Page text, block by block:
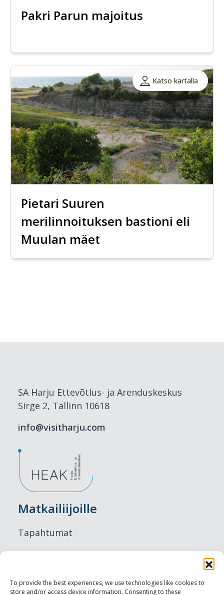
To provide the best experiences, we use technologies like cookies to
store and/or access device information. Consenting to these
Pakri Parun majoitus
Katso kartalla
Pietari Suuren
merilinnoituksen bastioni eli
Muulan mäet
SA Harju Ettevõtlus- ja Arenduskeskus
Sirge 2, Tallinn 10618
info@visitharju.com
Matkailiijoille
Tapahtumat
Ruokailu